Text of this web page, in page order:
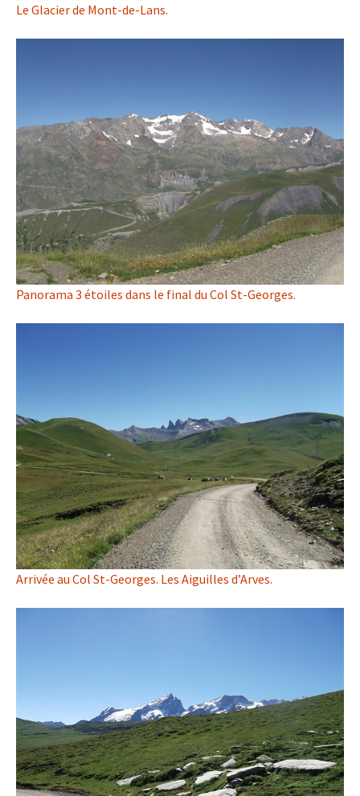
Le Glacier de Mont-de-Lans.
Panorama 3 étoiles dans le final du Col St-Georges.
Arrivée au Col St-Georges. Les Aiguilles d’Arves.